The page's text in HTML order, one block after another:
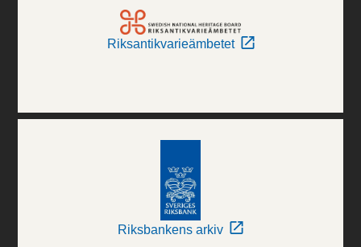
Riksantikvarieämbetet
Riksbankens arkiv